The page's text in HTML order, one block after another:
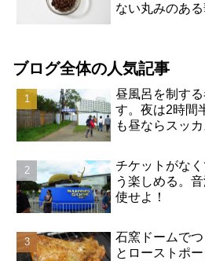
ない丸みのある
ブログ全体の人気記事
昼風呂を制す
す。夜は2時間
も昼ならスッカ
チケットがな
う楽しめる。
使せよ！
石窯ドームで
とローストポ